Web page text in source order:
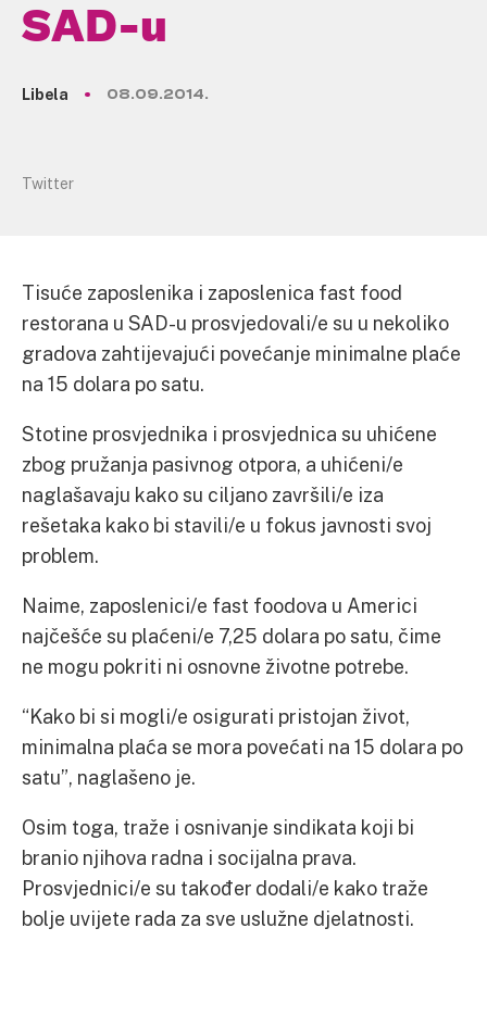
SAD-u
Libela 08.09.2014.
Twitter
Tisuće zaposlenika i zaposlenica fast food
restorana u SAD-u prosvjedovali/e su u nekoliko
gradova zahtijevajući povećanje minimalne plaće
na 15 dolara po satu.
Stotine prosvjednika i prosvjednica su uhićene
zbog pružanja pasivnog otpora, a uhićeni/e
naglašavaju kako su ciljano završili/e iza
rešetaka kako bi stavili/e u fokus javnosti svoj
problem.
Naime, zaposlenici/e fast foodova u Americi
najčešće su plaćeni/e 7,25 dolara po satu, čime
ne mogu pokriti ni osnovne životne potrebe.
“Kako bi si mogli/e osigurati pristojan život,
minimalna plaća se mora povećati na 15 dolara po
satu”, naglašeno je.
Osim toga, traže i osnivanje sindikata koji bi
branio njihova radna i socijalna prava.
Prosvjednici/e su također dodali/e kako traže
bolje uvijete rada za sve uslužne djelatnosti.